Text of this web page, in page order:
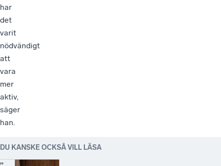
har
det
varit
nödvändigt
att
vara
mer
aktiv,
säger
han.
DU KANSKE OCKSÅ VILL LÄSA